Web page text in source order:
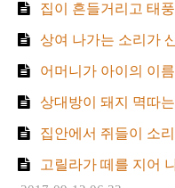
집이 흔들거리고 태풍
상여 나가는 소리가
어머니가 아이의 이름을
상대방이 돼지 멱따
집안에서 쥐들이 소
고릴라가 떼를 지어 나뭇잎